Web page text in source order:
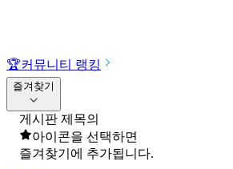
🏆커뮤니티 랭킹
즐겨찾기
게시판 제목의
아이콘을 선택하면
즐겨찾기에 추가됩니다.